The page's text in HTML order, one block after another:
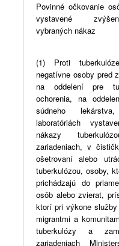
Povinné očkovanie
vystavené
vybraných nákaz
(1) Proti
negatívne osoby pred
na oddelení pre
ochorenia, na
súdneho
laboratóriách
nákazy
zariadeniach, v
ošetrovaní alebo
tuberkulózou, osoby,
prichádzajú do
osôb alebo zvierat,
ktorí pri výkone
migrantmi a
tuberkulózy a
zariadeniach